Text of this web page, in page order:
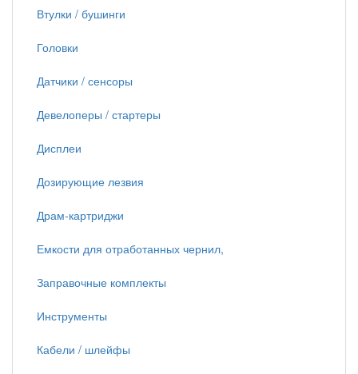
Втулки / бушинги
Головки
Датчики / сенсоры
Девелоперы / стартеры
Дисплеи
Дозирующие лезвия
Драм-картриджи
Емкости для отработанных чернил,
Заправочные комплекты
Инструменты
Кабели / шлейфы